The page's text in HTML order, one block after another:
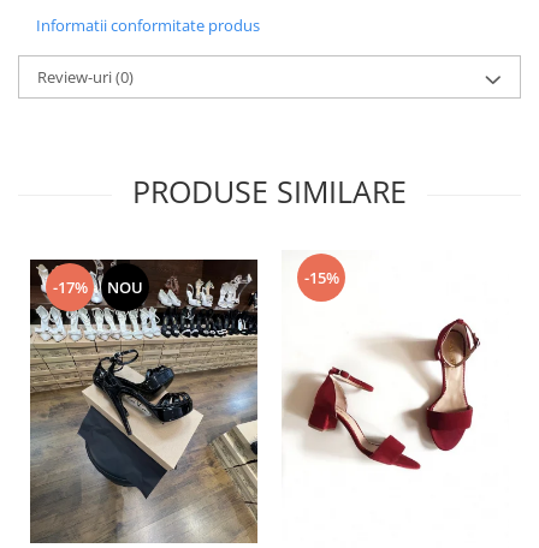
Informatii conformitate produs
Review-uri(0)
PRODUSE SIMILARE
-17% NOU -15%